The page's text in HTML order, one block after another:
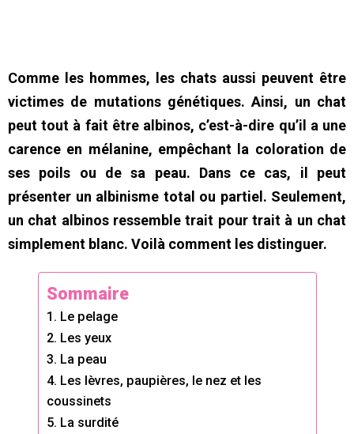
Comme les hommes, les chats aussi peuvent être
victimes de mutations génétiques. Ainsi, un chat
peut tout à fait être albinos, c’est-à-dire qu’il a une
carence en mélanine, empêchant la coloration de
ses poils ou de sa peau. Dans ce cas, il peut
présenter un albinisme total ou partiel. Seulement,
un chat albinos ressemble trait pour trait à un chat
simplement blanc. Voilà comment les distinguer.
Sommaire
1. Le pelage
2. Les yeux
3. La peau
4. Les lèvres, paupières, le nez et les
coussinets
5. La surdité